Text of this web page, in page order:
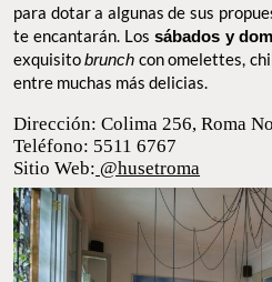
algunas de sus propuestas
encantarán. Lossábados y
exquisitobrunchcon omelettes,
entre muchas más delicias.
Dirección: Colima 256,
Teléfono: 5511 6767
Sitio Web:@husetroma